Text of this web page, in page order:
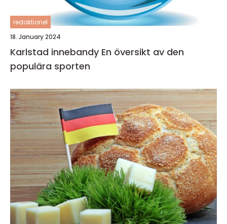
redaktionel
18. January 2024
Karlstad innebandy En översikt av den
populära sporten